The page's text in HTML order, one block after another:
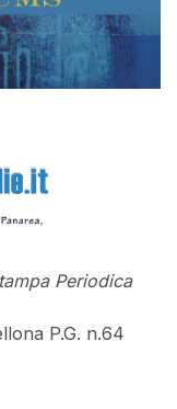
Periodica
P.G. n.64